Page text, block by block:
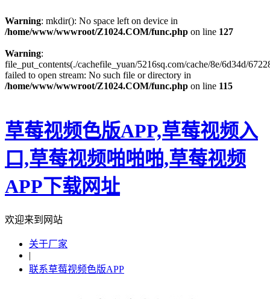
Warning: mkdir(): No space left on device in
/home/www/wwwroot/Z1024.COM/func.php on line 127
Warning:
file_put_contents(./cachefile_yuan/5216sq.com/cache/8e/6d34d/
failed to open stream: No such file or directory in
/home/www/wwwroot/Z1024.COM/func.php on line 115
草莓视频色版APP,草莓视频入
口,草莓视频啪啪啪,草莓视频
APP下载网址
欢迎来到网站
关于厂家
|
联系草莓视频色版APP